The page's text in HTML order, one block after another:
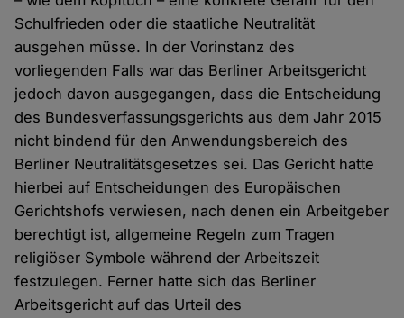
Schulfrieden oder die staatliche Neutralität
ausgehen müsse. In der Vorinstanz des
vorliegenden Falls war das Berliner Arbeitsgericht
jedoch davon ausgegangen, dass die Entscheidung
des Bundesverfassungsgerichts aus dem Jahr 2015
nicht bindend für den Anwendungsbereich des
Berliner Neutralitätsgesetzes sei. Das Gericht hatte
hierbei auf Entscheidungen des Europäischen
Gerichtshofs verwiesen, nach denen ein Arbeitgeber
berechtigt ist, allgemeine Regeln zum Tragen
religiöser Symbole während der Arbeitszeit
festzulegen. Ferner hatte sich das Berliner
Arbeitsgericht auf das Urteil des